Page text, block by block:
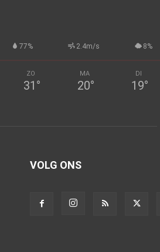
77% 2.4m/s 8%
ZO
31 °
MA
20°
DI
19°
VOLG ONS